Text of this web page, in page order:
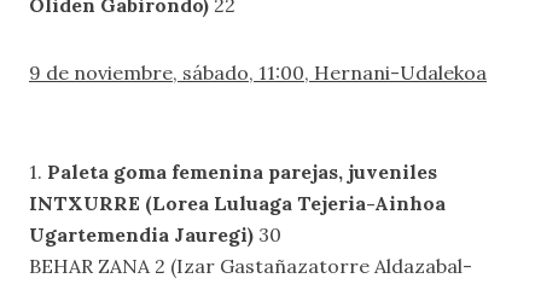
Oliden Gabirondo) 22
9 de noviembre, sábado, 11:00, Hernani-Udalekoa
1. Paleta goma femenina parejas, juveniles
INTXURRE (Lorea Luluaga Tejeria-Ainhoa
Ugartemendia Jauregi) 30
BEHAR ZANA 2 (Izar Gastañazatorre Aldazabal-